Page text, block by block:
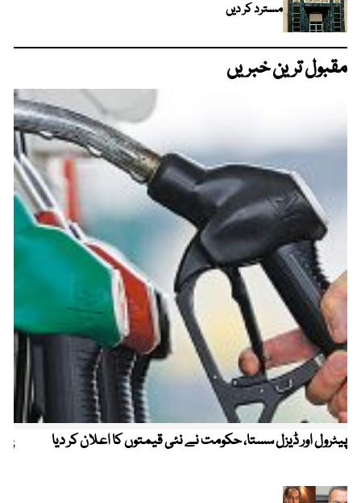
مسترد کر دیں
مقبول ترین خبریں
پیٹرول اور ڈیزل سستا، حکومت نے نئی قیمتوں کا اعلان کر دیا